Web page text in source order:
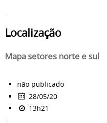
Localização
Mapa setores norte e sul
não publicado
28/05/20
13h21